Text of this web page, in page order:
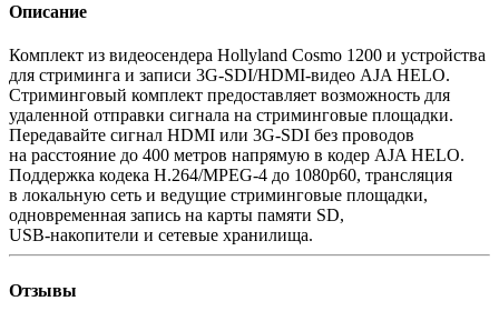
Описание
Комплект из видеосендера Hollyland Cosmo 1200 и устройства
для стриминга и записи 3G-SDI/HDMI-видео AJA HELO.
Стриминговый комплект предоставляет возможность для
удаленной отправки сигнала на стриминговые площадки.
Передавайте сигнал HDMI или 3G-SDI без проводов
на расстояние до 400 метров напрямую в кодер AJA HELO.
Поддержка кодека H.264/MPEG-4 до 1080p60, трансляция
в локальную сеть и ведущие стриминговые площадки,
одновременная запись на карты памяти SD,
USB-накопители и сетевые хранилища.
Отзывы